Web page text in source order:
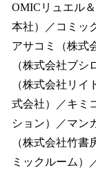
OMICリュエル
本社）／コミッ
アサコミ（株式
（株式会社ブシ
（株式会社リ
式会社）／キミ
ション）／マン
（株式会社竹書
ミックルーム）